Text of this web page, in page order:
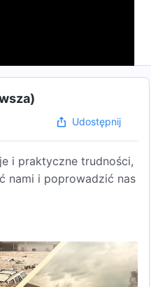
Udostępnij
i praktyczne trudności,
nami i poprowadzić nas